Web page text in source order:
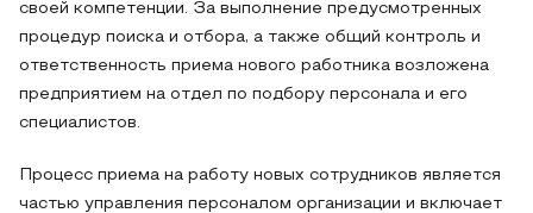
своей компетенции. За выполнение предусмотренных
процедур поиска и отбора, а также общий контроль и
ответственность приема нового работника возложена
предприятием на отдел по подбору персонала и его
специалистов.
Процесс приема на работу новых сотрудников является
частью управления персоналом организации и включает